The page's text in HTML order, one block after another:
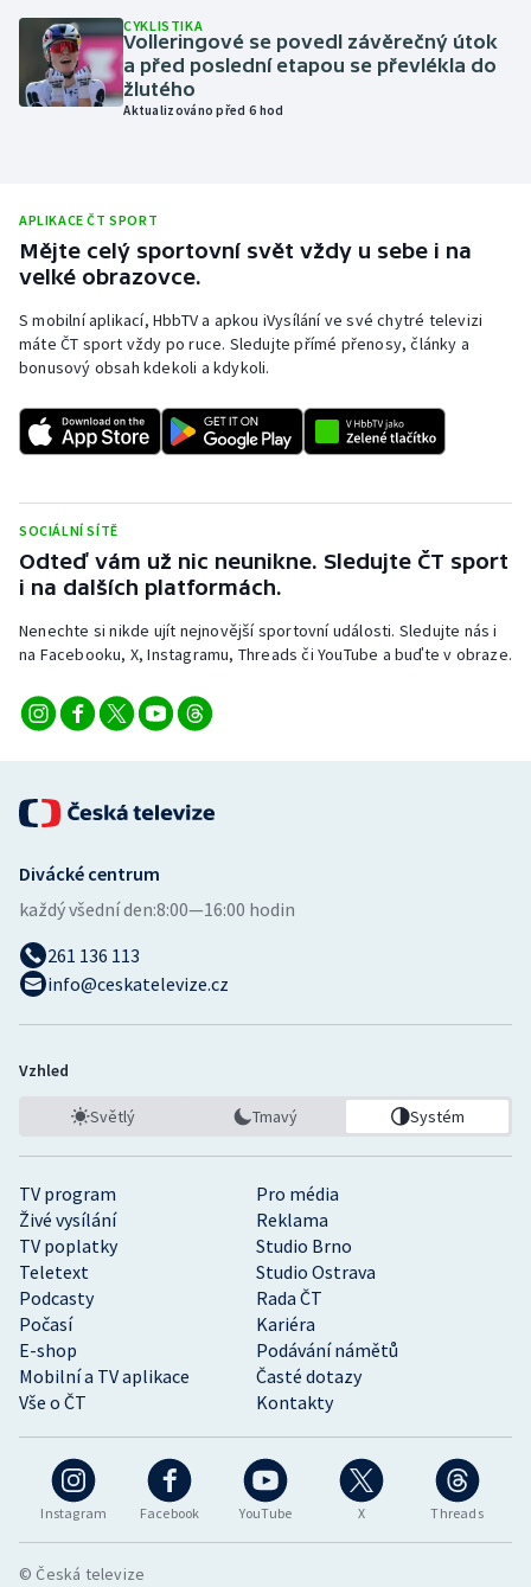
Olympijské hry
Parasport
Ragby
Rychlobruslení
Rychlostní kanoistika
Short track
Stolní tenis
Triatlon
Veslování
Vodní slalom
Ostatní
CYKLISTIKA
Volleringové se povedl závěrečný útok
a před poslední etapou se převlékla do
žlutého
Aktualizováno před 6 hod
APLIKACE ČT SPORT
Mějte celý sportovní svět vždy u sebe i na
velké obrazovce.
S mobilní aplikací, HbbTV a apkou iVysílání ve své chytré televizi
máte ČT sport vždy po ruce. Sledujte přímé přenosy, články a
bonusový obsah kdekoli a kdykoli.
SOCIÁLNÍ SÍTĚ
Odteď vám už nic neunikne. Sledujte ČT sport
i na dalších platformách.
Nenechte si nikde ujít nejnovější sportovní události. Sledujte nás i
na Facebooku, X, Instagramu, Threads či YouTube a buďte v obraze.
Instagram Facebook YouTube X Threads
TV program
Pro média
Živé vysílání
Reklama
TV poplatky
Studio Brno
Teletext
Studio Ostrava
Podcasty
Rada ČT
Počasí
Kariéra
E-shop
Podávání námětů
Mobilní a TV aplikace
Časté dotazy
Vše o ČT
Kontakty
Divácké centrum
každý všední den:8:00—16:00 hodin
261 136 113
info@ceskatelevize.cz
Vzhled
Světlý Tmavý Systém
© Česká televize